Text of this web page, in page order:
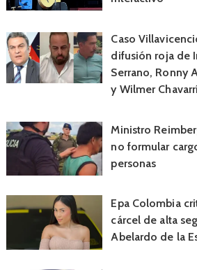
Caso
difusión roja de
Serrano, Ronny
y Wilmer
Ministro
no formular
personas
Epa Colombia
cárcel de alta
Abelardo de la